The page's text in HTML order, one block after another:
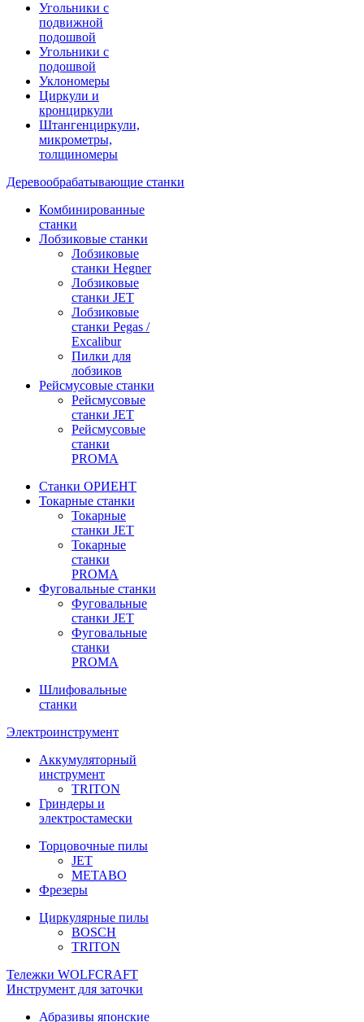
Угольники с
подвижной
подошвой
Угольники с
подошвой
Уклономеры
Циркули и
кронциркули
Штангенциркули,
микрометры,
толщиномеры
Деревообрабатывающие станки
Комбинированные
станки
Лобзиковые станки
Лобзиковые
станки Hegner
Лобзиковые
станки JET
Лобзиковые
станки Pegas /
Excalibur
Пилки для
лобзиков
Рейсмусовые станки
Рейсмусовые
станки JET
Рейсмусовые
станки
PROMA
Станки ОРИЕНТ
Токарные станки
Toкарные
станки JET
Токарные
станки
PROMA
Фуговальные станки
Фуговальные
станки JET
Фуговальные
станки
PROMA
Шлифовальные
станки
Электроинструмент
Аккумуляторный
инструмент
TRITON
Гриндеры и
электростамески
Торцовочные пилы
JET
METABO
Фрезеры
Циркулярные пилы
BOSCH
TRITON
Тележки WOLFCRAFT
Инструмент для заточки
Абразивы японские